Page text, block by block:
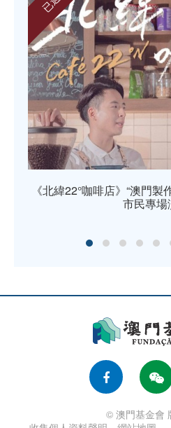
《北緯22°咖啡店》“澳門製
市民專場
© 澳門基金會